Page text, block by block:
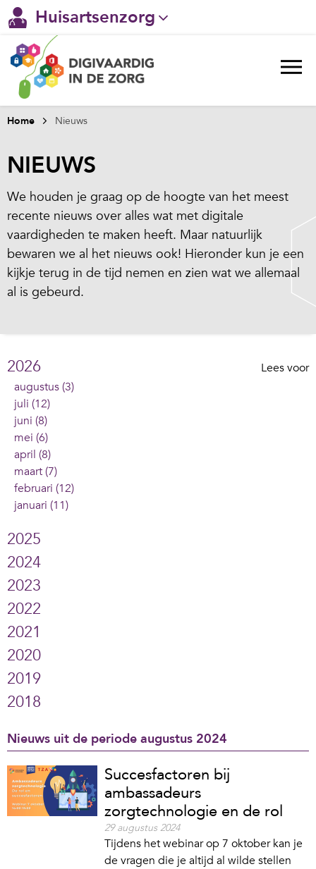
Huisartsenzorg
Gehandicaptenzorg
Verpleeghuiszorg & Zorg thuis
Ggz
Ziekenhuizen
Welzijn / sociaal werk
Home Nieuws
NIEUWS
We houden je graag op de hoogte van het meest
recente nieuws over alles wat met digitale
vaardigheden te maken heeft. Maar natuurlijk
bewaren we al het nieuws ook! Hieronder kun je een
kijkje terug in de tijd nemen en zien wat we allemaal
al is gebeurd.
Lees voor
2026
augustus (3)
juli (12)
juni (8)
mei (6)
april (8)
maart (7)
februari (12)
januari (11)
2025
2024
2023
2022
2021
2020
2019
2018
Nieuws uit de periode augustus 2024
Succesfactoren bij
ambassadeurs
zorgtechnologie en de rol
29 augustus 2024
Tijdens het webinar op 7 oktober kan je
de vragen die je altijd al wilde stellen